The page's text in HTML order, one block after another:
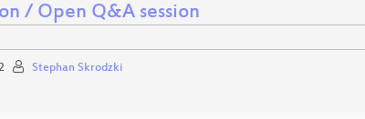
/ Open Q&A session
Stephan Skrodzki